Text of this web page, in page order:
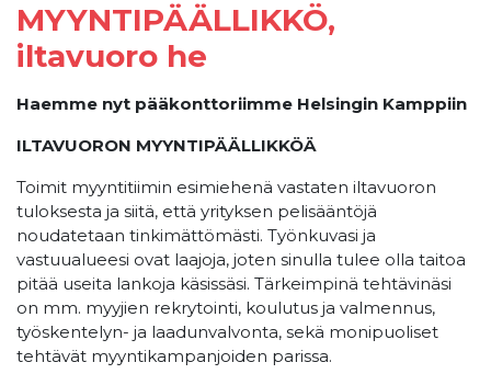
MYYNTIPÄÄLLIKKÖ,
iltavuoro he
Haemme nyt pääkonttoriimme Helsingin Kamppiin
ILTAVUORON MYYNTIPÄÄLLIKKÖÄ
Toimit myyntitiimin esimiehenä vastaten iltavuoron
tuloksesta ja siitä, että yrityksen pelisääntöjä
noudatetaan tinkimättömästi. Työnkuvasi ja
vastuualueesi ovat laajoja, joten sinulla tulee olla taitoa
pitää useita lankoja käsissäsi. Tärkeimpinä tehtävinäsi
on mm. myyjien rekrytointi, koulutus ja valmennus,
työskentelyn- ja laadunvalvonta, sekä monipuoliset
tehtävät myyntikampanjoiden parissa.